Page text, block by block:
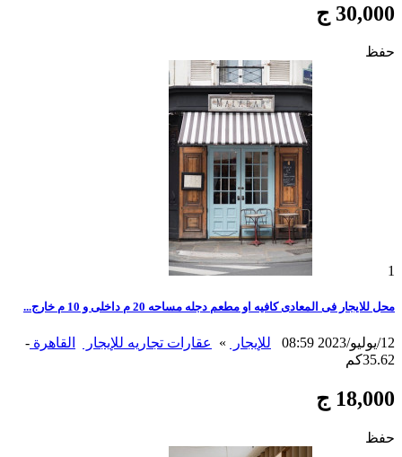
30,000 ج
حفظ
1
محل للايجار فى المعادى كافيه او مطعم دجله مساحه 20 م داخلى و 10 م خارج...
12/يوليو/2023 08:59 للإيجار » عقارات تجاريه للإيجار القاهرة -
35.62كم
18,000 ج
حفظ